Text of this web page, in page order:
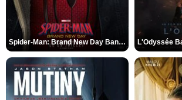
Spider-Man: Brand New Day Bande-annonce VO STFR